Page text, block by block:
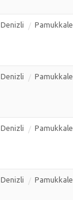
Denizli Pamukkale
Denizli Pamukkale
Denizli Pamukkale
Denizli Pamukkale